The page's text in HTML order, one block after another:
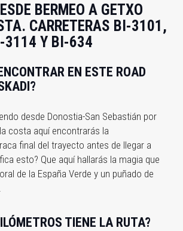
BERMEO A GETXO
CARRETERAS BI-3101,
3114 Y BI-634
EN ESTE ROAD
desde Donostia-San Sebastián por
costa aquí encontrarás la
final del trayecto antes de llegar a
esto? Que aquí hallarás la magia que
de la España Verde y un puñado de
TIENE LA RUTA?